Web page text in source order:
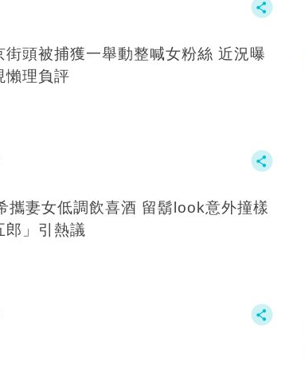
街頭被捕獲一舉動整喊女粉絲 近況曝
懶理負評
攜妻女低調飲喜酒 留鬍look意外撞樣
郎」引熱議